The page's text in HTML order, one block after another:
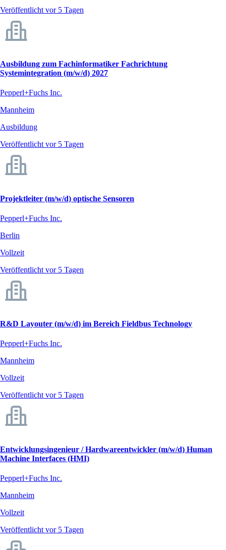
Veröffentlicht vor 5 Tagen
Ausbildung zum Fachinformatiker Fachrichtung
Systemintegration (m/w/d) 2027
Pepperl+Fuchs Inc.
Mannheim
Ausbildung
Veröffentlicht vor 5 Tagen
Projektleiter (m/w/d) optische Sensoren
Pepperl+Fuchs Inc.
Berlin
Vollzeit
Veröffentlicht vor 5 Tagen
R&D Layouter (m/w/d) im Bereich Fieldbus Technology
Pepperl+Fuchs Inc.
Mannheim
Vollzeit
Veröffentlicht vor 5 Tagen
Entwicklungsingenieur / Hardwareentwickler (m/w/d) Human
Machine Interfaces (HMI)
Pepperl+Fuchs Inc.
Mannheim
Vollzeit
Veröffentlicht vor 5 Tagen